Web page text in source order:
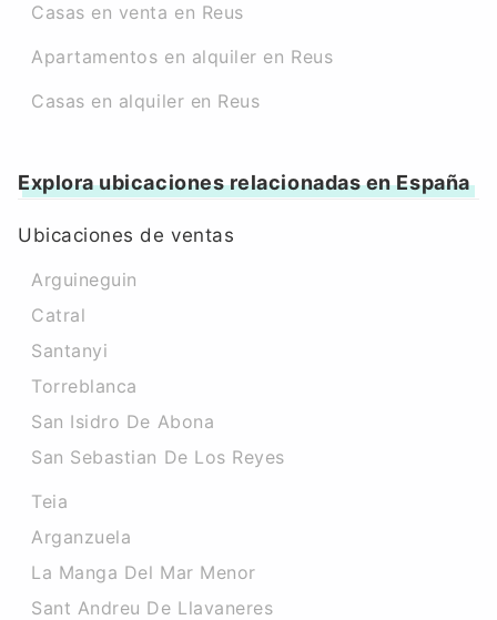
Casas en venta en Reus
Apartamentos en alquiler en Reus
Casas en alquiler en Reus
Explora ubicaciones relacionadas en España
Ubicaciones de ventas
Arguineguin
Catral
Santanyi
Torreblanca
San Isidro De Abona
San Sebastian De Los Reyes
Teia
Arganzuela
La Manga Del Mar Menor
Sant Andreu De Llavaneres